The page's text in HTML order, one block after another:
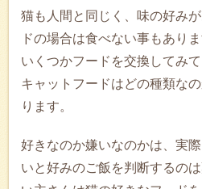
猫も人間と同じく、味の好み
ドの場合は食べない事もあり
いくつかフードを交換してみ
キャットフードはどの種類な
ります。
好きなのか嫌いなのかは、実
いと好みのご飯を判断するの